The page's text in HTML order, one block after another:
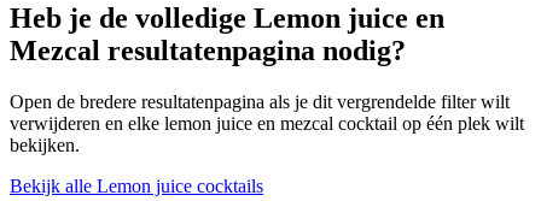
Heb je de volledige Lemon juice en
Mezcal resultatenpagina nodig?
Open de bredere resultatenpagina als je dit vergrendelde filter wilt
verwijderen en elke lemon juice en mezcal cocktail op één plek wilt
bekijken.
Bekijk alle Lemon juice cocktails